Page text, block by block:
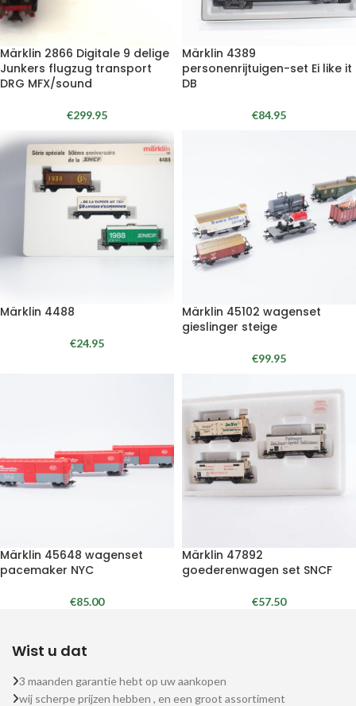
Märklin 2866 Digitale 9 delige
Junkers flugzug transport
DRG MFX/sound
€299.95
Märklin 4389
personenrijtuigen-set Ei like it
DB
€84.95
Märklin 4488
€24.95
Märklin 45102 wagenset
gieslinger steige
€99.95
Märklin 45648 wagenset
pacemaker NYC
€85.00
Märklin 47892
goederenwagen set SNCF
€57.50
Wist u dat
3 maanden garantie hebt op uw aankopen
wij scherpe prijzen hebben , en een groot assortiment